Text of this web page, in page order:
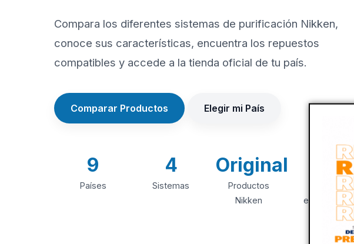
Compara los diferentes sistemas de purificación Nikken,
conoce sus características, encuentra los repuestos
compatibles y accede a la tienda oficial de tu país.
Comparar Productos Elegir mi País
9
Países
4
Sistemas
Original
Productos
Nikken
+20
Años de
experiencia